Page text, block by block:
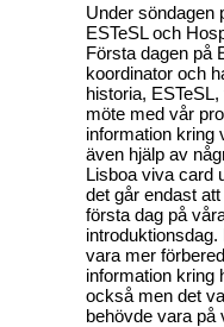
Under söndagen
ESTeSL och
Första dagen på
koordinator och
historia,
möte med vår
information kring
även hjälp av
Lisboa viva card
det går endast
första dag på
vara mer
information kring
också men det
behövde vara på